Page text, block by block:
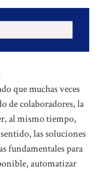
que muchas veces
de colaboradores, la
al mismo tiempo,
las soluciones
fundamentales para
automatizar